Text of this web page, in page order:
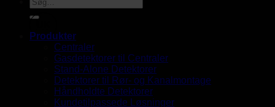
Produkter
Centraler
Gasdetektorer til Centraler
Stand-Alone Detektorer
Detektorer til Rør- og Kanalmontage
Håndholdte Detektorer
Kundetilpassede Løsninger